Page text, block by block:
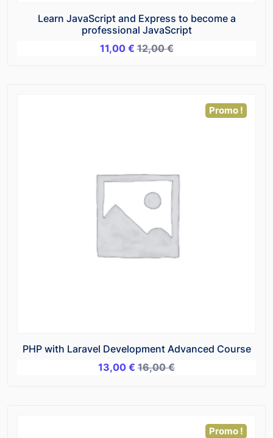
Learn JavaScript and Express to become a
professional JavaScript
11,00 € 12,00€
Promo !
PHP with Laravel Development Advanced Course
13,00 € 16,00€
Promo !